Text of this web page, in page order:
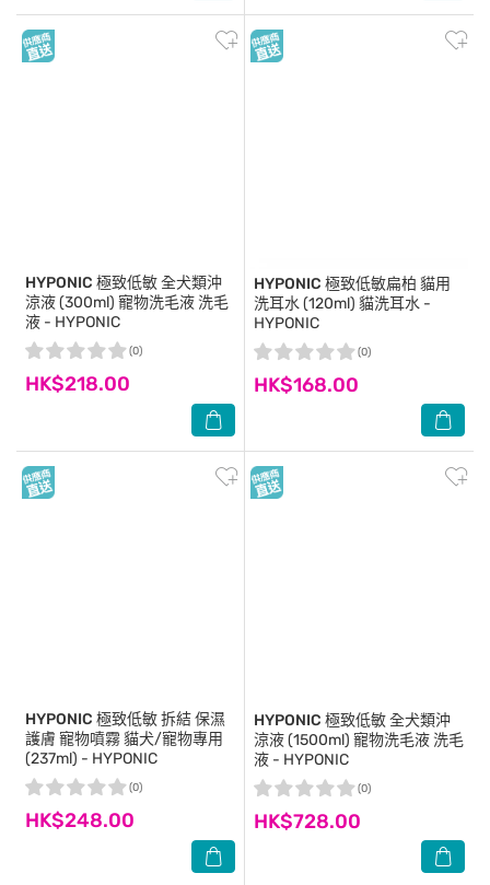
HYPONIC 極致低敏 全犬類沖
涼液 (300ml) 寵物洗毛液 洗毛
液 - HYPONIC
HK$218.00
(0)
HYPONIC 極致低敏扁柏 貓用
洗耳水 (120ml) 貓洗耳水 -
HYPONIC
HK$168.00
(0)
HYPONIC 極致低敏 拆結 保濕
護膚 寵物噴霧 貓犬/寵物專用
(237ml) - HYPONIC
HK$248.00
(0)
HYPONIC 極致低敏 全犬類沖
涼液 (1500ml) 寵物洗毛液 洗毛
液 - HYPONIC
HK$728.00
(0)